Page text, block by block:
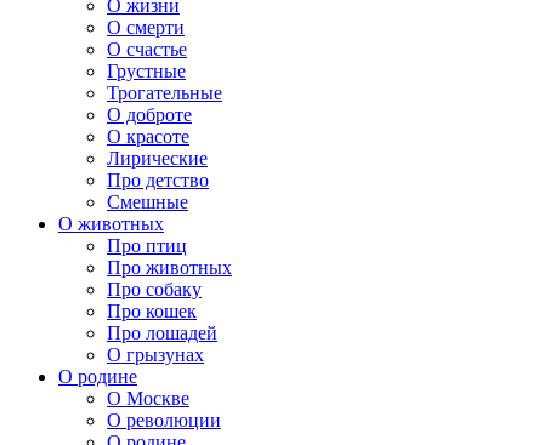
О жизни
О смерти
О счастье
Грустные
Трогательные
О доброте
О красоте
Лирические
Про детство
Смешные
О животных
Про птиц
Про животных
Про собаку
Про кошек
Про лошадей
О грызунах
О родине
О Москве
О революции